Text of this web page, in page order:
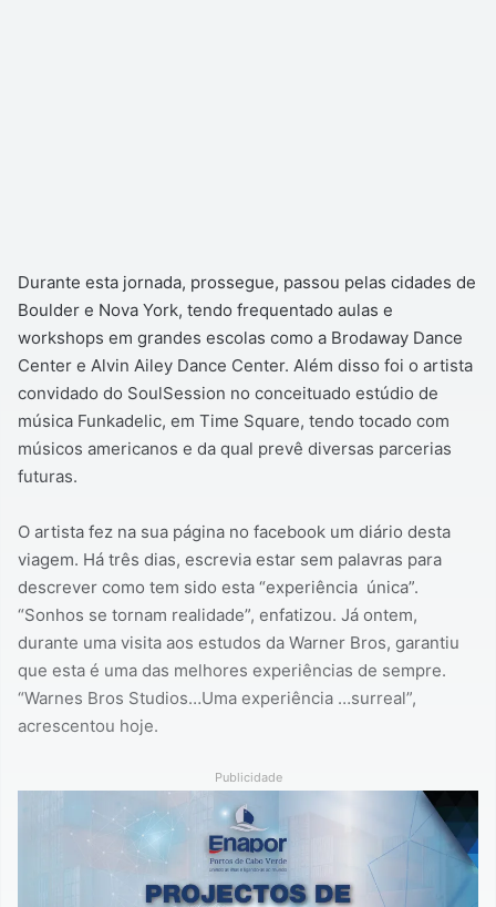
Durante esta jornada, prossegue, passou pelas cidades de
Boulder e Nova York, tendo frequentado aulas e
workshops em grandes escolas como a Brodaway Dance
Center e Alvin Ailey Dance Center. Além disso foi o artista
convidado do SoulSession no conceituado estúdio de
música Funkadelic, em Time Square, tendo tocado com
músicos americanos e da qual prevê diversas parcerias
futuras.
O artista fez na sua página no facebook um diário desta
viagem. Há três dias, escrevia estar sem palavras para
descrever como tem sido esta “experiência única”.
“Sonhos se tornam realidade”, enfatizou. Já ontem,
durante uma visita aos estudos da Warner Bros, garantiu
que esta é uma das melhores experiências de sempre.
“Warnes Bros Studios…Uma experiência …surreal”,
acrescentou hoje.
Publicidade